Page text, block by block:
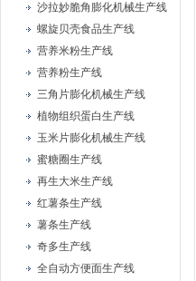
沙拉妙脆角膨化机械生产线
螺旋贝壳食品生产线
营养米粉生产线
营养粉生产线
三角片膨化机械生产线
植物组织蛋白生产线
玉米片膨化机械生产线
蜜糖圈生产线
再生大米生产线
红薯条生产线
薯条生产线
奇多生产线
全自动方便面生产线